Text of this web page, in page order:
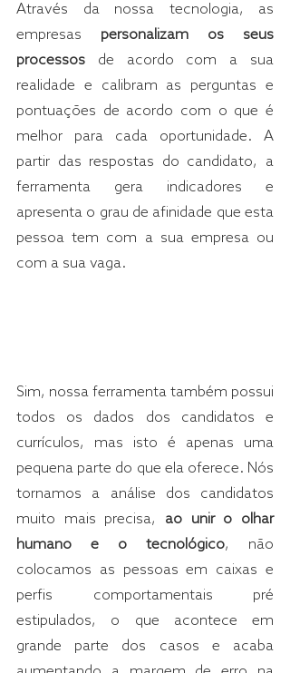
Através da nossa tecnologia, as
empresas personalizam os seus
processos de acordo com a sua
realidade e calibram as perguntas e
pontuações de acordo com o que é
melhor para cada oportunidade. A
partir das respostas do candidato, a
ferramenta gera indicadores e
apresenta o grau de afinidade que esta
pessoa tem com a sua empresa ou
com a sua vaga.
Sim, nossa ferramenta também possui
todos os dados dos candidatos e
currículos, mas isto é apenas uma
pequena parte do que ela oferece. Nós
tornamos a análise dos candidatos
muito mais precisa, ao unir o olhar
humano e o tecnológico, não
colocamos as pessoas em caixas e
perfis comportamentais pré
estipulados, o que acontece em
grande parte dos casos e acaba